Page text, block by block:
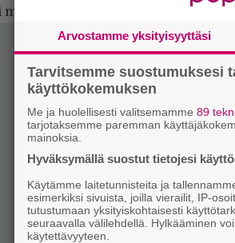
tehdä samaa – ja
Arvostamme yksityisyyttäsi
Tarvitsemme suostumuksesi
käyttökokemuksen
Me ja huolellisesti valitsemamme 89
tarjotaksemme paremman
mainoksia.
Hyväksymällä suostut tietojesi
Käytämme laitetunnisteita ja
esimerkiksi sivuista, joilla vierailit, IP-
tutustumaan yksityiskohtaisesti
seuraavalla välilehdellä. Hylkääminen
käytettävyyteen.